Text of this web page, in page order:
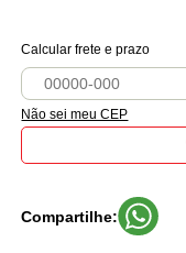
Calcular frete e prazo
Não sei meu CEP
Compartilhe: